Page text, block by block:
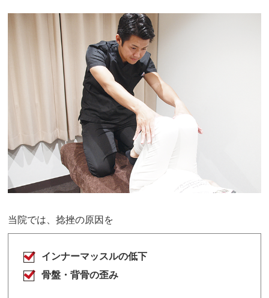
当院では、捻挫の原因を
インナーマッスルの低下
骨盤・背骨の歪み